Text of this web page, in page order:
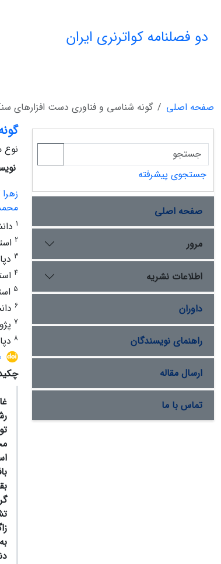
دو فصلنامه کواترنری ایران
صفحه اصلی گونه شناسی و فناوری دست افزارهای
نوع
1
2
3
4
5
6
7
8
جستجوی پیشرفته
صفحه اصلی
مرور
اطلاعات نشریه
داوران
راهنمای نویسندگان
ارسال مقاله
تماس با ما